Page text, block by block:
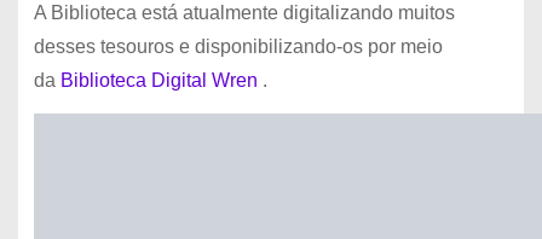
A Biblioteca está atualmente digitalizando muitos
desses tesouros e disponibilizando-os por meio
da Biblioteca Digital Wren .